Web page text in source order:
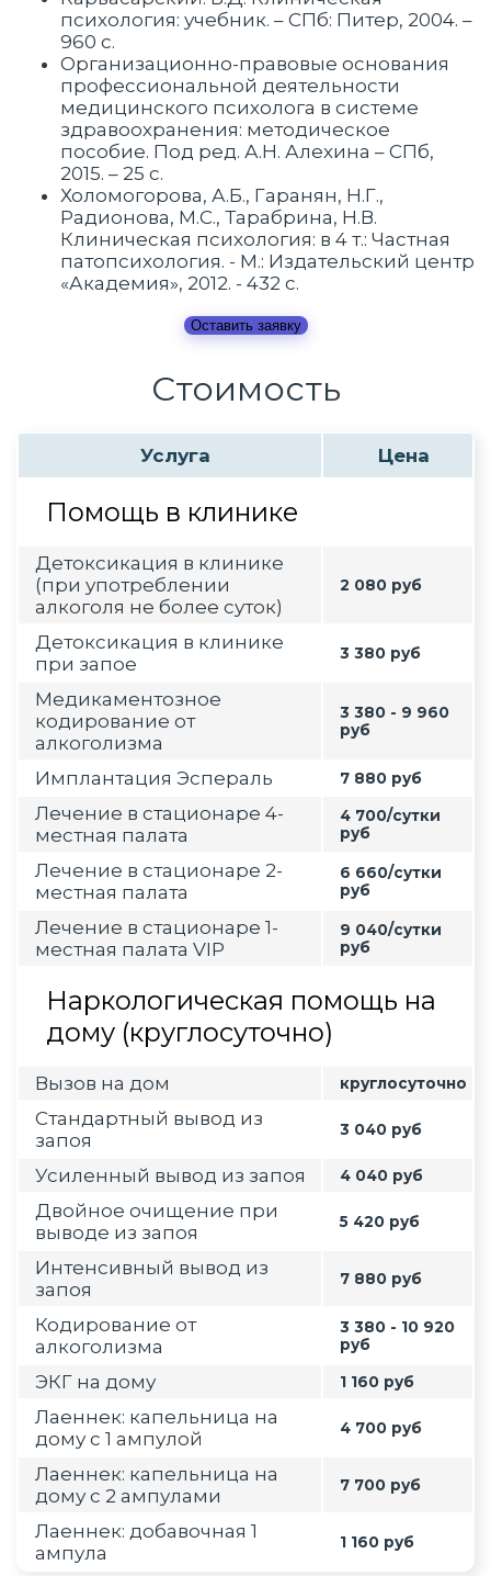
психология: учебник. – СПб: Питер, 2004. –
960 c.
Организационно-правовые основания
профессиональной деятельности
медицинского психолога в системе
здравоохранения: методическое
пособие. Под ред. А.Н. Алехина – СПб,
2015. – 25 с.
Холомогорова, А.Б., Гаранян, Н.Г.,
Радионова, М.C., Тарабрина, Н.В.
Клиническая психология: в 4 т.: Частная
патопсихология. - М.: Издательский центр
«Академия», 2012. - 432 с.
Оставить заявку
Стоимость
Услуга Цена
Помощь в клинике
Детоксикация в клинике
(при употреблении
алкоголя не более суток)
2 080 руб
Детоксикация в клинике
при запое
3 380 руб
Медикаментозное
кодирование от
алкоголизма
3 380 - 9 960
руб
Имплантация Эспераль 7 880 руб
Лечение в стационаре 4-
местная палата
4 700/сутки
руб
Лечение в стационаре 2-
местная палата
6 660/сутки
руб
Лечение в стационаре 1-
местная палата VIP
9 040/сутки
руб
Наркологическая помощь на
дому (круглосуточно)
Вызов на дом круглосуточно
Стандартный вывод из
запоя
3 040 руб
Усиленный вывод из запоя 4 040 руб
Двойное очищение при
выводе из запоя
5 420 руб
Интенсивный вывод из
запоя
7 880 руб
Кодирование от
алкоголизма
3 380 - 10 920
руб
ЭКГ на дому 1 160 руб
Лаеннек: капельница на
дому с 1 ампулой
4 700 руб
Лаеннек: капельница на
дому с 2 ампулами
7 700 руб
Лаеннек: добавочная 1
ампула
1 160 руб